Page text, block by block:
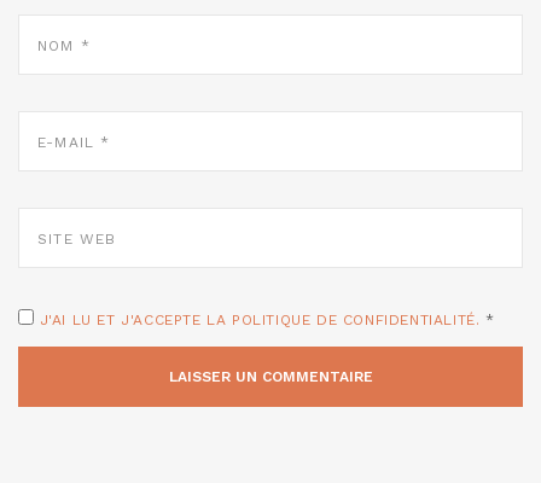
MAIL
WEB
J'AI LU ET J'ACCEPTE LA POLITIQUE DE CONFIDENTIALITÉ. *